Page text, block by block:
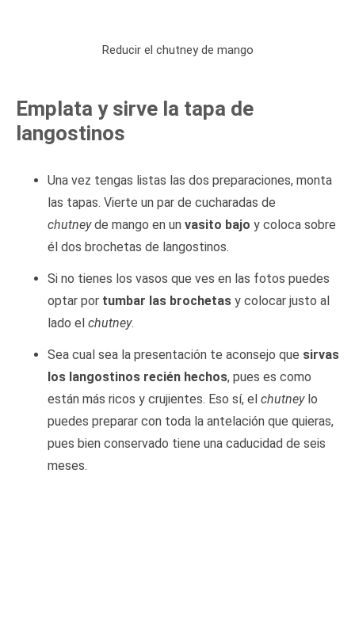
Reducir el chutney de mango
Emplata y sirve la tapa de
langostinos
Una vez tengas listas las dos preparaciones, monta
las tapas. Vierte un par de cucharadas de
chutneyde mango en un vasito bajo y coloca sobre
él dos brochetas de langostinos.
Si no tienes los vasos que ves en las fotos puedes
optar por tumbar las brochetas y colocar justo al
lado el chutney.
Sea cual sea la presentación te aconsejo que sirvas
los langostinos recién hechos, pues es como
están más ricos y crujientes. Eso sí, el chutneylo
puedes preparar con toda la antelación que quieras,
pues bien conservado tiene una caducidad de seis
meses.